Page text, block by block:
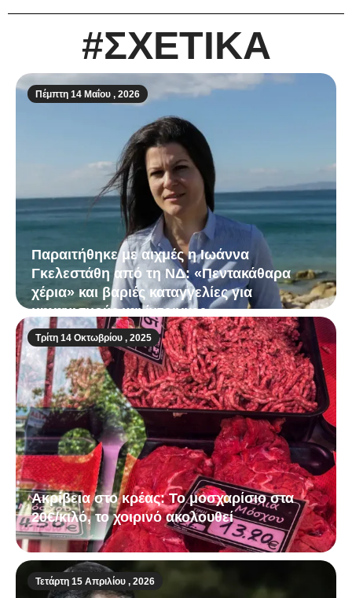
#ΣΧΕΤΙΚΑ
Πέμπτη 14 Μαΐου , 2026
Παραιτήθηκε με αιχμές η Ιωάννα
Γκελεστάθη από τη ΝΔ: «Πεντακάθαρα
χέρια» και βαριές καταγγελίες για
μηχανισμούς και ίντριγκες
Τρίτη 14 Οκτωβρίου , 2025
Ακρίβεια στο κρέας: Το μοσχαρίσιο στα
20€/κιλό, το χοιρινό ακολουθεί
Τετάρτη 15 Απριλίου , 2026